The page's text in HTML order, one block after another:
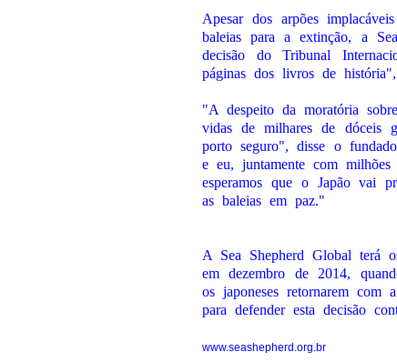
Apesar dos arpões
baleias para a extinção, a
decisão do Tribunal
páginas dos livros de
"A despeito da moratória
vidas de milhares de dóceis
porto seguro", disse o
e eu, juntamente com
esperamos que o Japão vai
as baleias em paz."
A Sea Shepherd Global terá
em dezembro de 2014,
os japoneses retornarem com
para defender esta decisão
www.seashepherd.org.br